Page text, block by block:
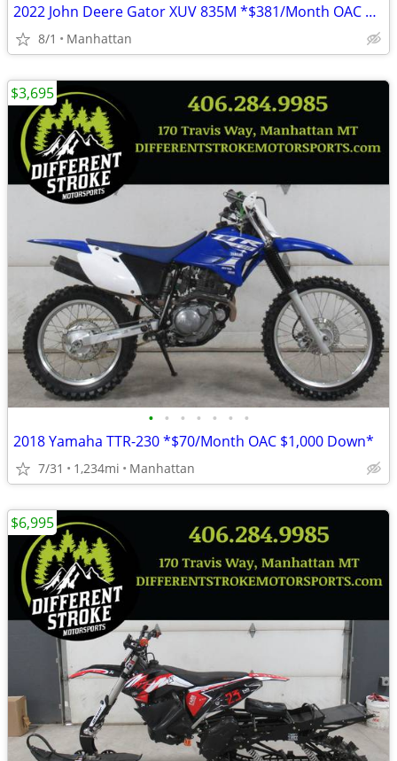
2022 John Deere Gator XUV 835M *$381/Month OAC $0 Down*
8/1 Manhattan
• • • • • • •
2018 Yamaha TTR-230 *$70/Month OAC $1,000 Down*
7/31 1,234mi Manhattan
$3,695
$6,995